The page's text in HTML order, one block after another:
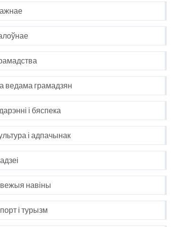
ведама грамадзян
і бяспека
і адпачынак
навіны
і турызм